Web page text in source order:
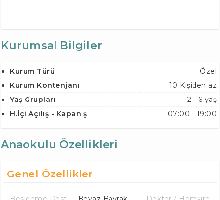
Kurumsal Bilgiler
Kurum Türü
Özel
Kurum Kontenjanı
10 Kişiden az
Yaş Grupları
2 - 6 yaş
H.İçi Açılış - Kapanış
07:00 - 19:00
Anaokulu Özellikleri
Genel Özellikler